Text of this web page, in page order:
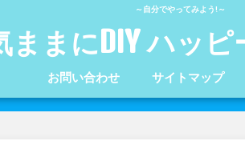
～自分でやってみよう!～
ままにDIY ハッピ
お問い合わせ サイトマップ